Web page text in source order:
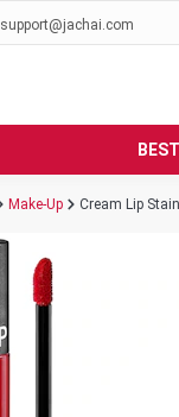
support@jachai.com
Make-Up Cream Lip